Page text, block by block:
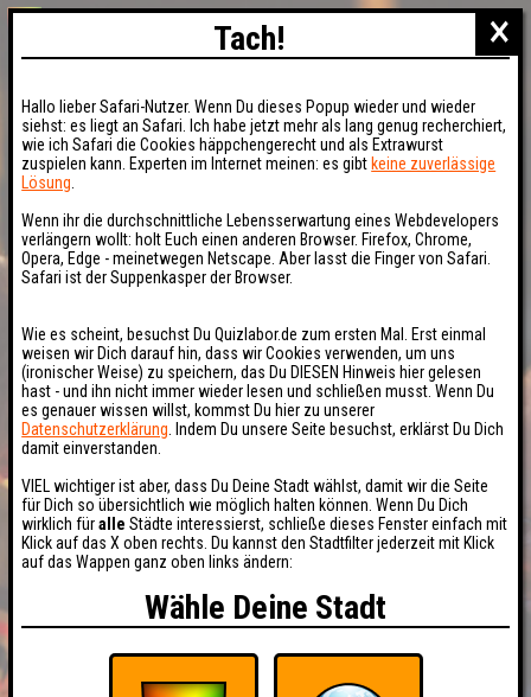
×
Tach!
Hallo lieber Safari-Nutzer. Wenn Du dieses Popup wieder und wieder
siehst: es liegt an Safari. Ich habe jetzt mehr als lang genug recherchiert,
wie ich Safari die Cookies häppchengerecht und als Extrawurst
zuspielen kann. Experten im Internet meinen: es gibt keine zuverlässige
Lösung
Wenn ihr die durchschnittliche Lebensserwartung eines Webdevelopers
verlängern wollt: holt Euch einen anderen Browser. Firefox, Chrome,
Opera, Edge - meinetwegen Netscape. Aber lasst die Finger von Safari.
Safari ist der Suppenkasper der Browser.
Wie es scheint, besuchst Du Quizlabor.de zum ersten Mal. Erst einmal
weisen wir Dich darauf hin, dass wir Cookies verwenden, um uns
(ironischer Weise) zu speichern, das Du DIESEN Hinweis hier gelesen
hast - und ihn nicht immer wieder lesen und schließen musst. Wenn Du
es genauer wissen willst, kommst Du hier zu unserer
Datenschutzerklärung . Indem Du unsere Seite besuchst, erklärst Du Dich
damit einverstanden.
VIEL wichtiger ist aber, dass Du Deine Stadt wählst, damit wir die Seite
für Dich so übersichtlich wie möglich halten können. Wenn Du Dich
wirklich füralle Städte interessierst, schließe dieses Fenster einfach mit
Klick auf das X oben rechts. Du kannst den Stadtfilter jederzeit mit Klick
auf das Wappen ganz oben links ändern:
Wähle Deine Stadt